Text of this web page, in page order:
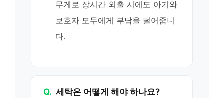
무게로 장시간 외출 시에도 아기와
보호자 모두에게 부담을 덜어줍니
다.
Q. 세탁은 어떻게 해야 하나요?